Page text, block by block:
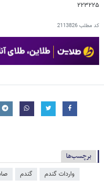
۲۲۳۲۲۵
کد مطلب2113826
برچسب‌ها
واردات گندم گندم